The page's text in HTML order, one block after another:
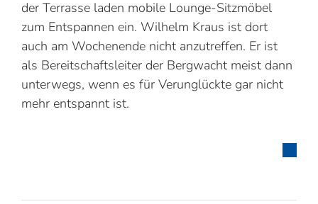
der Terrasse laden mobile Lounge-Sitzmöbel
zum Entspannen ein. Wilhelm Kraus ist dort
auch am Wochenende nicht anzutreffen. Er ist
als Bereitschaftsleiter der Bergwacht meist dann
unterwegs, wenn es für Verunglückte gar nicht
mehr entspannt ist.